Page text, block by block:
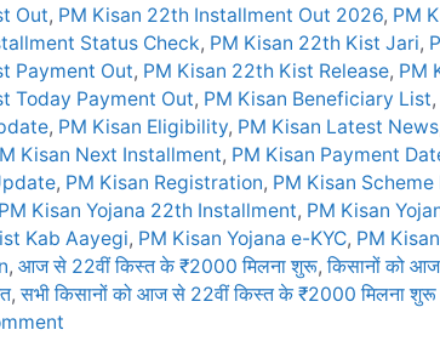
Out, PM Kisan 22th Installment Out 2026, PM
Status Check, PM Kisan 22th Kist Jari,
Payment Out, PM Kisan 22th Kist Release, PM
Today Payment Out, PM Kisan Beneficiary List,
, PM Kisan Eligibility, PM Kisan Latest News
Kisan Next Installment, PM Kisan Payment
, PM Kisan Registration, PM Kisan Scheme
PM Kisan Yojana 22th Installment, PM Kisan
Kab Aayegi, PM Kisan Yojana e-KYC, PM
, आज से 22वीं किस्त के ₹2000 मिलना शुरू,किसानों को
,सभी किसानों को आज से 22वीं किस्त के ₹2000 मिलना शुरू